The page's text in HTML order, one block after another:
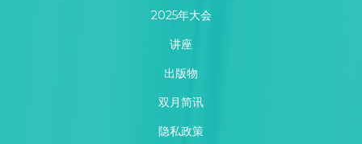
2025年大会
讲座
出版物
双月简讯
隐私政策